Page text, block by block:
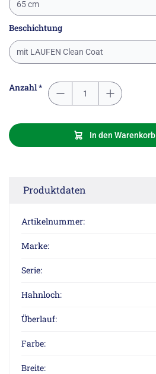
65 cm
Beschichtung
mit LAUFEN Clean Coat
Anzahl *
In den Warenkorb
Produktdaten
Artikelnummer:
Marke:
Serie:
Hahnloch:
Überlauf:
Farbe:
Breite: